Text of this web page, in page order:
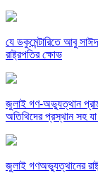
যে ডকুমেন্টারিতে আবু
রাষ্ট্রপতির ক্ষোভ
জুলাই গণ-অভ্যুত্থান
অতিথিদের প্রস্থান সহ
জুলাই গণঅভ্যুত্থানের